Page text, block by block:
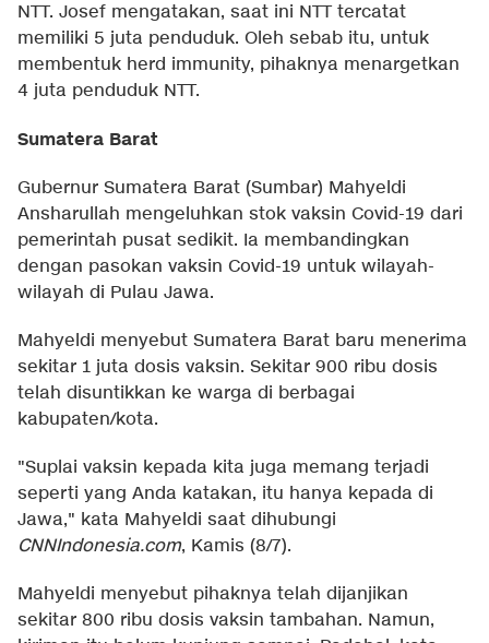
NTT. Josef mengatakan, saat ini NTT tercatat
memiliki 5 juta penduduk. Oleh sebab itu, untuk
membentuk herd immunity, pihaknya menargetkan
4 juta penduduk NTT.
Sumatera Barat
Gubernur Sumatera Barat (Sumbar) Mahyeldi
Ansharullah mengeluhkan stok vaksin Covid-19 dari
pemerintah pusat sedikit. Ia membandingkan
dengan pasokan vaksin Covid-19 untuk wilayah-
wilayah di Pulau Jawa.
Mahyeldi menyebut Sumatera Barat baru menerima
sekitar 1 juta dosis vaksin. Sekitar 900 ribu dosis
telah disuntikkan ke warga di berbagai
kabupaten/kota.
"Suplai vaksin kepada kita juga memang terjadi
seperti yang Anda katakan, itu hanya kepada di
Jawa," kata Mahyeldi saat dihubungi
CNNIndonesia.com, Kamis (8/7).
Mahyeldi menyebut pihaknya telah dijanjikan
sekitar 800 ribu dosis vaksin tambahan. Namun,